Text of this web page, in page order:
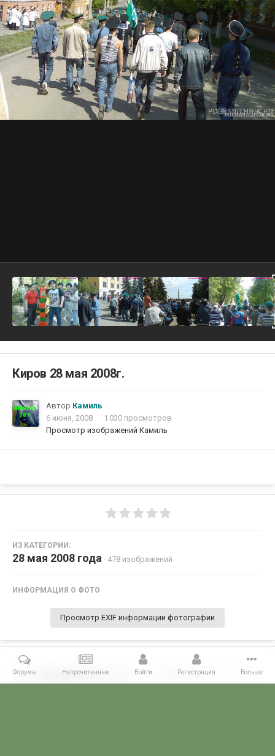
Киров 28 мая 2008г.
Автор Камиль
6 июня, 2008
1 030 просмотров
Просмотр изображений Камиль
ИЗ КАТЕГОРИИ:
28 мая 2008 года · 478 изображений
ИНФОРМАЦИЯ О ФОТО
Просмотр EXIF информации фотографии
Поделиться Подписчики 0
Форумы Непрочитанные Войти Регистрация Больше